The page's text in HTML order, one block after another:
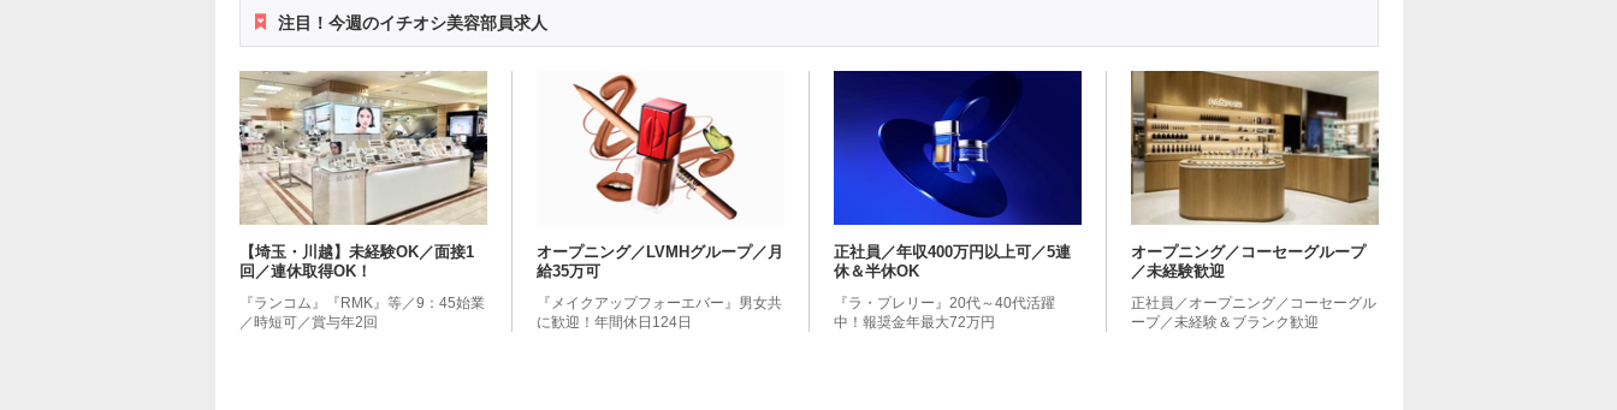
注目！今週のイチオシ美容部員求人
【埼玉・川越】未経験OK／面接1
回／連休取得OK！
『ランコム』『RMK』等／9：45始業
／時短可／賞与年2回
オープニング／LVMHグループ／月
給35万可
『メイクアップフォーエバー』男女共
に歓迎！年間休日124日
正社員／年収400万円以上可／5連
休＆半休OK
『ラ・プレリー』20代～40代活躍
中！報奨金年最大72万円
オープニング／コーセーグループ
／未経験歓迎
正社員／オープニング／コーセーグル
ープ／未経験＆ブランク歓迎